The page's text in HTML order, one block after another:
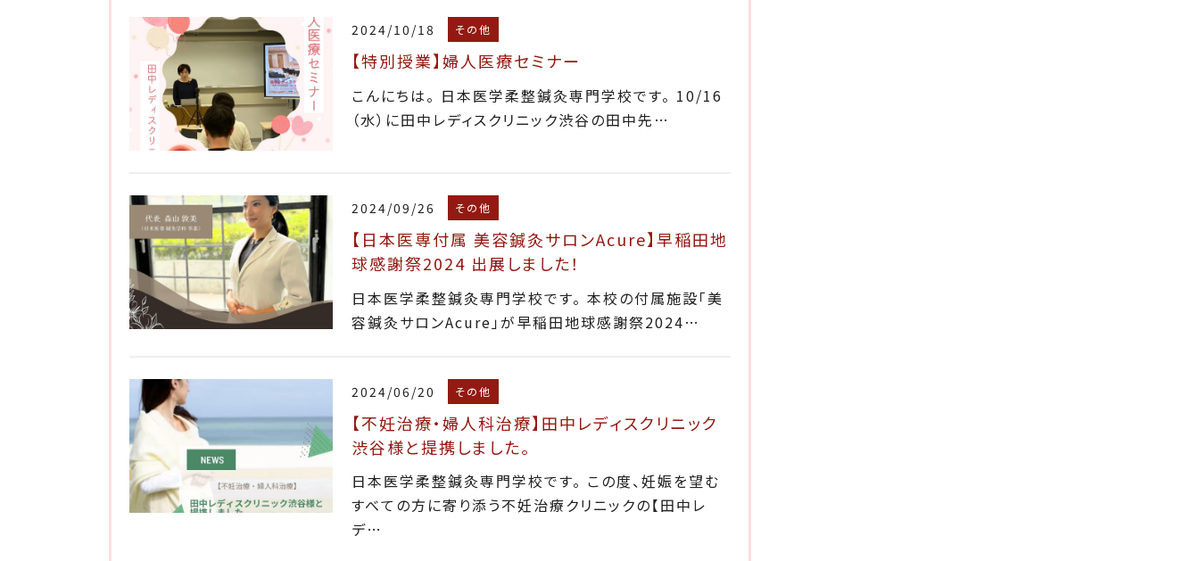
2024/10/18 その他
【特別授業】婦人医療セミナー
こんにちは。 日本医学柔整鍼灸専門学校です。 10/16
（水）に田中レディスクリニック渋谷の田中先…
2024/09/26 その他
【日本医専付属 美容鍼灸サロンAcure】早稲田地
球感謝祭2024 出展しました！
日本医学柔整鍼灸専門学校です。 本校の付属施設「美
容鍼灸サロンAcure」が早稲田地球感謝祭2024…
2024/06/20 その他
【不妊治療・婦人科治療】田中レディスクリニック
渋谷様と提携しました。
日本医学柔整鍼灸専門学校です。 この度、妊娠を望む
すべての方に寄り添う不妊治療クリニックの【田中レ
デ…